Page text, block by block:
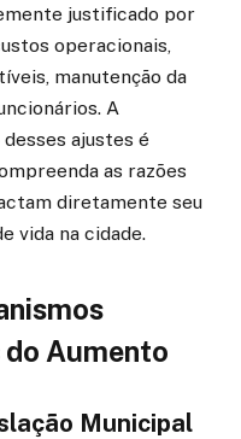
justificado por
operacionais,
manutenção da
A
ajustes é
as razões
diretamente seu
vida na cidade.
do Aumento
Municipal